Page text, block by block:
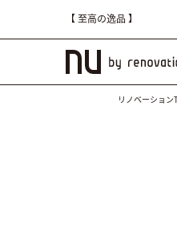
【 至高の逸品 】
リノベーション